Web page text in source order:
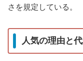
さを規定している。
人気の理由と